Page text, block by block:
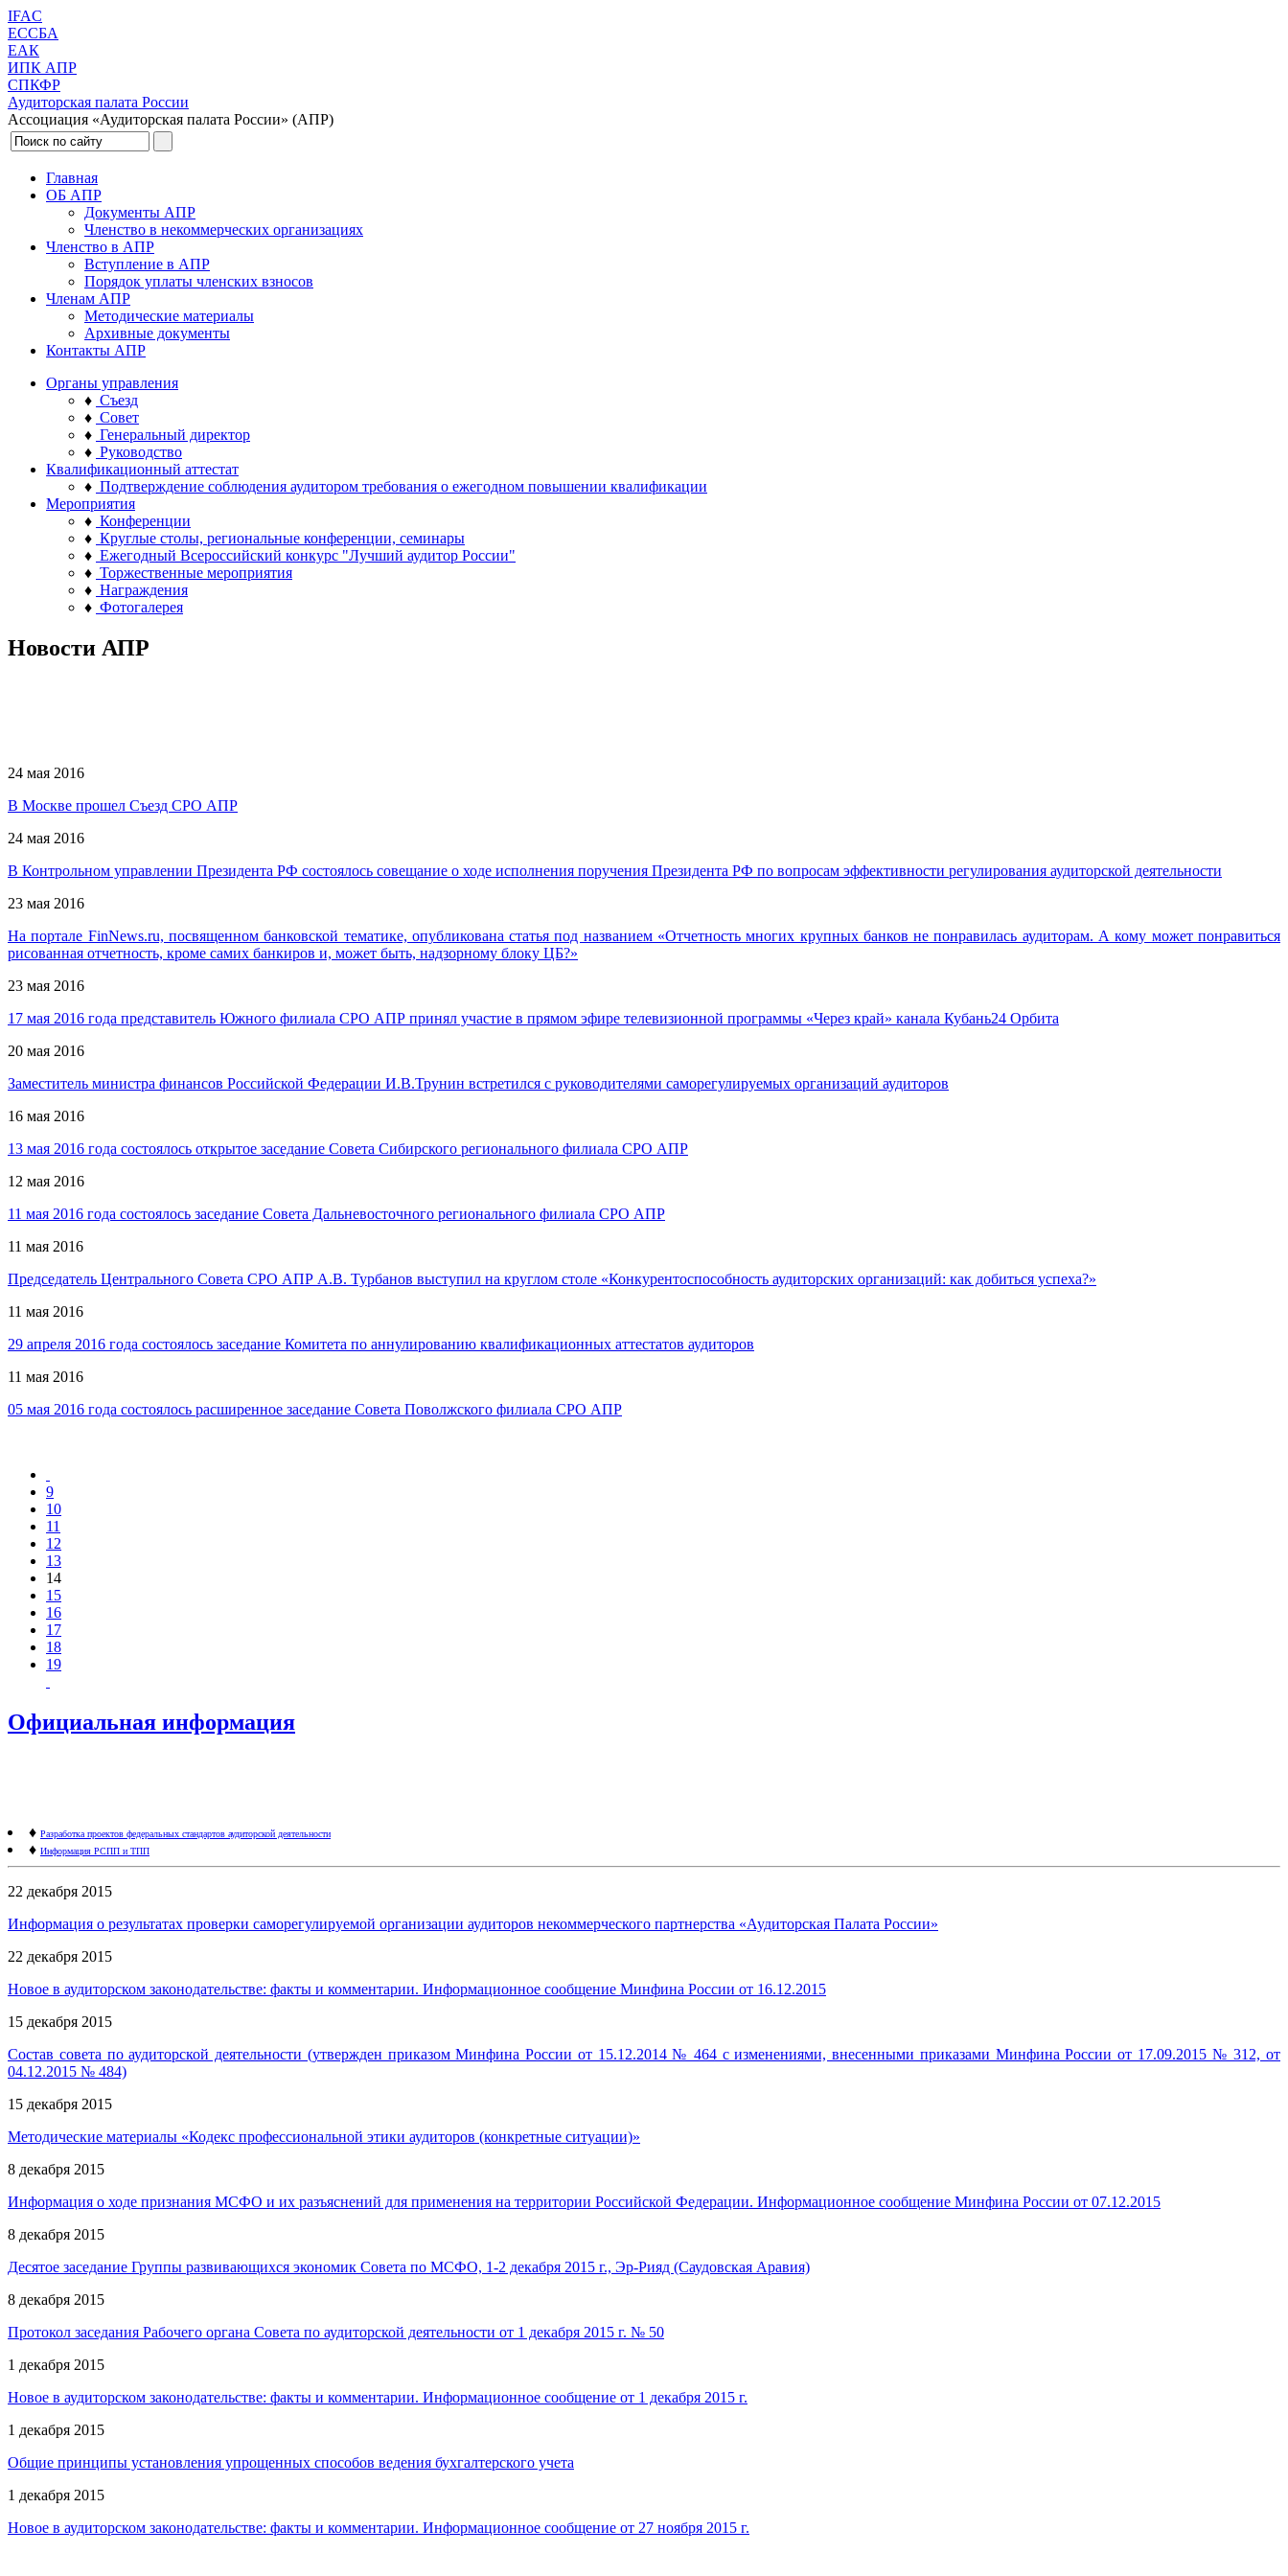
IFAC
ЕССБА
ЕАК
ИПК АПР
СПКФР
Аудиторская палата России
Ассоциация «Аудиторская палата России» (АПР)
Главная
ОБ АПР
Документы АПР
Членство в некоммерческих организациях
Членство в АПР
Вступление в АПР
Порядок уплаты членских взносов
Членам АПР
Методические материалы
Архивные документы
Контакты АПР
Органы управления
♦ Съезд
♦ Совет
♦ Генеральный директор
♦ Руководство
Квалификационный аттестат
♦ Подтверждение соблюдения аудитором требования о ежегодном повышении квалификации
Мероприятия
♦ Конференции
♦ Круглые столы, региональные конференции, семинары
♦ Ежегодный Всероссийский конкурс "Лучший аудитор России"
♦ Торжественные мероприятия
♦ Награждения
♦ Фотогалерея
Новости АПР
24 мая 2016
В Москве прошел Съезд СРО АПР
24 мая 2016
В Контрольном управлении Президента РФ состоялось совещание о ходе исполнения поручения Президента РФ по вопросам эффективности регулирования аудиторской деятельности
23 мая 2016
На портале FinNews.ru, посвященном банковской тематике, опубликована статья под названием «Отчетность многих крупных банков не понравилась аудиторам. А кому может понравиться
рисованная отчетность, кроме самих банкиров и, может быть, надзорному блоку ЦБ?»
23 мая 2016
17 мая 2016 года представитель Южного филиала СРО АПР принял участие в прямом эфире телевизионной программы «Через край» канала Кубань24 Орбита
20 мая 2016
Заместитель министра финансов Российской Федерации И.В.Трунин встретился с руководителями саморегулируемых организаций аудиторов
16 мая 2016
13 мая 2016 года состоялось открытое заседание Совета Сибирского регионального филиала СРО АПР
12 мая 2016
11 мая 2016 года состоялось заседание Совета Дальневосточного регионального филиала СРО АПР
11 мая 2016
Председатель Центрального Совета СРО АПР А.В. Турбанов выступил на круглом столе «Конкурентоспособность аудиторских организаций: как добиться успеха?»
11 мая 2016
29 апреля 2016 года состоялось заседание Комитета по аннулированию квалификационных аттестатов аудиторов
11 мая 2016
05 мая 2016 года состоялось расширенное заседание Совета Поволжского филиала СРО АПР
9
10
11
12
13
14
15
16
17
18
19
Официальная информация
♦ Разработка проектов федеральных стандартов аудиторской деятельности
♦ Информация РСПП и ТПП
22 декабря 2015
Информация о результатах проверки саморегулируемой организации аудиторов некоммерческого партнерства «Аудиторская Палата России»
22 декабря 2015
Новое в аудиторском законодательстве: факты и комментарии. Информационное сообщение Минфина России от 16.12.2015
15 декабря 2015
Состав совета по аудиторской деятельности (утвержден приказом Минфина России от 15.12.2014 № 464 с изменениями, внесенными приказами Минфина России от 17.09.2015 № 312, от
04.12.2015 № 484)
15 декабря 2015
Методические материалы «Кодекс профессиональной этики аудиторов (конкретные ситуации)»
8 декабря 2015
Информация о ходе признания МСФО и их разъяснений для применения на территории Российской Федерации. Информационное сообщение Минфина России от 07.12.2015
8 декабря 2015
Десятое заседание Группы развивающихся экономик Совета по МСФО, 1-2 декабря 2015 г., Эр-Рияд (Саудовская Аравия)
8 декабря 2015
Протокол заседания Рабочего органа Совета по аудиторской деятельности от 1 декабря 2015 г. № 50
1 декабря 2015
Новое в аудиторском законодательстве: факты и комментарии. Информационное сообщение от 1 декабря 2015 г.
1 декабря 2015
Общие принципы установления упрощенных способов ведения бухгалтерского учета
1 декабря 2015
Новое в аудиторском законодательстве: факты и комментарии. Информационное сообщение от 27 ноября 2015 г.